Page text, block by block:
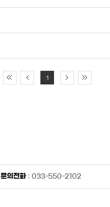
1
문의전화: 033-550-2102